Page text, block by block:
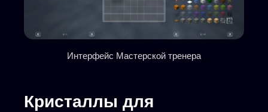
Интерфейс Мастерской тренера
Кристаллы для